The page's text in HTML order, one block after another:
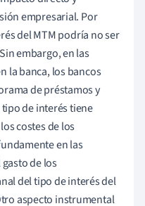
empresarial. Por
del MTM podría no ser
embargo, en las
la banca, los bancos
de préstamos y
de interés tiene
costes de los
en las
de los
del tipo de interés del
aspecto instrumental